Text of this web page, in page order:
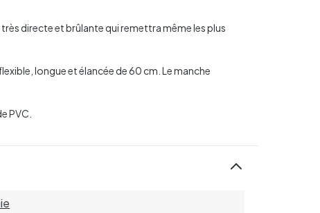
directe et brûlante qui remettra même les plus
longue et élancée de 60 cm. Le manche
PVC.